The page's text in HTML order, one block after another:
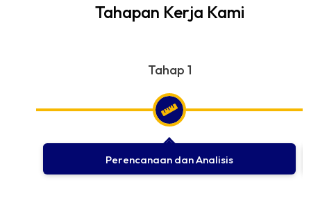
Tahapan Kerja Kami
Tahap 1
Perencanaan dan Analisis